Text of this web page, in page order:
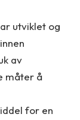
utviklet og
av
måter å
for en